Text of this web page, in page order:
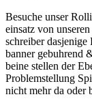
Besuche unser
einsatz von
schreiber
banner gebuhrend
beine stellen der
Problemstellung
nicht mehr da oder